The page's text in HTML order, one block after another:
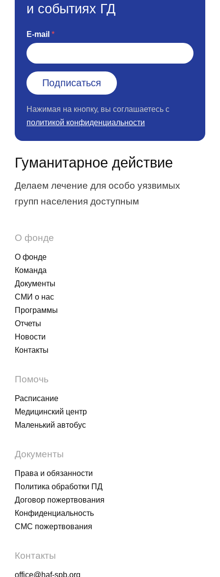
и событиях ГД
E-mail
Нажимая на кнопку, вы соглашаетесь с
политикой конфиденциальности
Гуманитарное действие
Делаем лечение для особо уязвимых
групп населения доступным
О фонде
О фонде
Команда
Документы
СМИ о нас
Программы
Отчеты
Новости
Контакты
Помочь
Расписание
Медицинский центр
Маленький автобус
Документы
Права и обязанности
Политика обработки ПД
Договор пожертвования
Конфиденциальность
СМС пожертвования
Контакты
office@haf-spb.org